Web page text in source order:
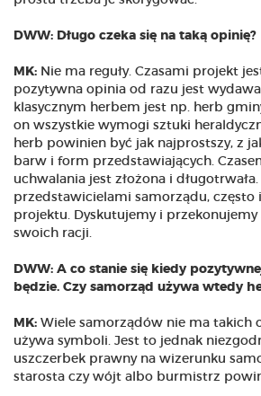
DWW: Długo czeka się na taką opinię?
MK: Nie ma reguły. Czasami projekt
pozytywna opinia od razu jest
klasycznym herbem jest np. herb
on wszystkie wymogi sztuki
herb powinien być jak najprostszy, z
barw i form przedstawiających.
uchwalania jest złożona i
przedstawicielami samorządu, często
projektu. Dyskutujemy i
swoich racji.
DWW: A co stanie się kiedy
będzie. Czy samorząd używa wtedy
MK: Wiele samorządów nie ma takich
używa symboli. Jest to jednak
uszczerbek prawny na wizerunku
starosta czy wójt albo burmistrz